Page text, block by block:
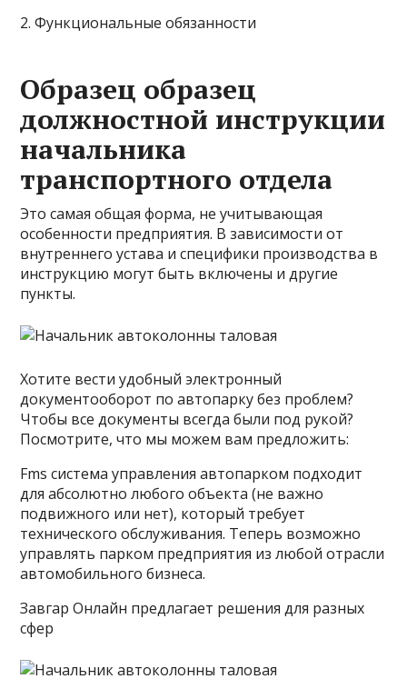
2. Функциональные обязанности
Образец образец
должностной инструкции
начальника
транспортного отдела
Это самая общая форма, не учитывающая
особенности предприятия. В зависимости от
внутреннего устава и специфики производства в
инструкцию могут быть включены и другие
пункты.
Хотите вести удобный электронный
документооборот по автопарку без проблем?
Чтобы все документы всегда были под рукой?
Посмотрите, что мы можем вам предложить:
Fms система управления автопарком подходит
для абсолютно любого объекта (не важно
подвижного или нет), который требует
технического обслуживания. Теперь возможно
управлять парком предприятия из любой отрасли
автомобильного бизнеса.
Завгар Онлайн предлагает решения для разных
сфер